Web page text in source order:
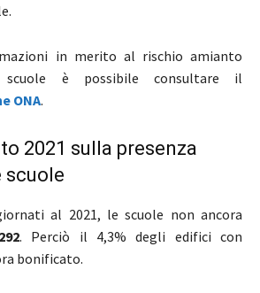
in merito al rischio amianto
scuole è possibile consultare il
ONA.
2021 sulla presenza
scuole
al 2021, le scuole non ancora
. Perciò il 4,3% degli edifici con
bonificato.